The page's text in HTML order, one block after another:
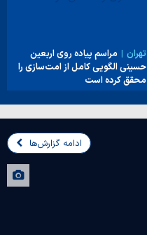
تهران
مراسم پیاده روی اربعین
حسینی الگویی کامل از امت‌سازی را
محقق کرده است
ادامه گزارش‌ها